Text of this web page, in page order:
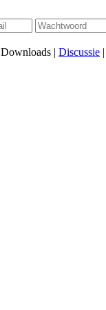
Downloads | Discussie